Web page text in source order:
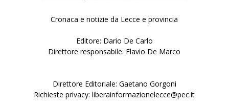
Cronaca e notizie da Lecce e provincia
Editore: Dario De Carlo
Direttore responsabile: Flavio De Marco
Direttore Editoriale: Gaetano Gorgoni
Richieste privacy: liberainformazionelecce@pec.it